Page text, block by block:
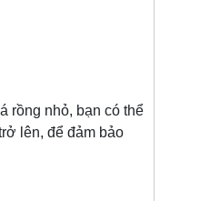
nhỏ, bạn có thể
lên, để đảm bảo